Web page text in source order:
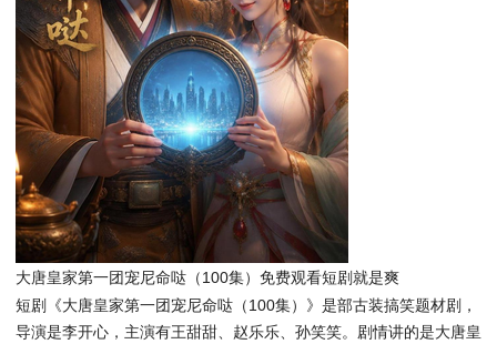
大唐皇家第一团宠尼命哒（100集）免费观看短剧就是爽
短剧《大唐皇家第一团宠尼命哒（100集）》是部古装搞笑题材剧，
导演是李开心，主演有王甜甜、赵乐乐、孙笑笑。剧情讲的是大唐皇